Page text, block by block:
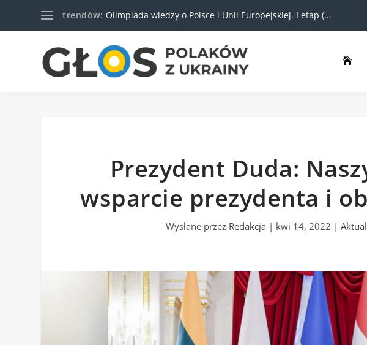
trendów: Olimpiada wiedzy o Polsce i Unii Europejskiej. I etap (...

Prezydent Duda:
wsparcie prezydenta i
Wysłane przez Redakcja | kwi 14, 2022 |